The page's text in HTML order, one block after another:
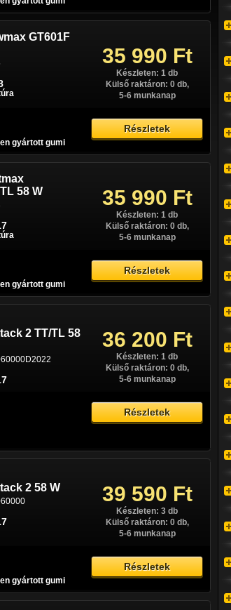
GT601F
gyártott gumi
35 990 Ft
Készleten: 1 db
Külső raktáron: 0 db,
5-6 munkanap
Részletek
58 W
gyártott gumi
35 990 Ft
Készleten: 1 db
Külső raktáron: 0 db,
5-6 munkanap
Részletek
2 TT/TL 58
36 200 Ft
Készleten: 1 db
Külső raktáron: 0 db,
5-6 munkanap
Részletek
2 58 W
gyártott gumi
39 590 Ft
Készleten: 3 db
Külső raktáron: 0 db,
5-6 munkanap
Részletek